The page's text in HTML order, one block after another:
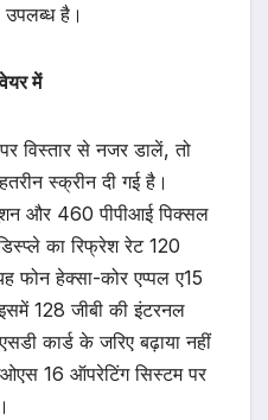
है।
में
विस्तार से नजर डालें, तो
स्क्रीन दी गई है।
और 460 पीपीआई पिक्सल
का रिफ्रेश रेट 120
फोन हेक्सा-कोर एप्पल ए15
128 जीबी की इंटरनल
कार्ड के जरिए बढ़ाया नहीं
16 ऑपरेटिंग सिस्टम पर